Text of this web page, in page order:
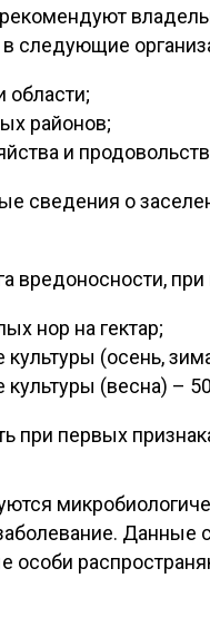
следующие
области;
районов;
и
сведения о
вредоносности,
нор на гектар;
(осень,
(весна) –
при первых
Данные
особи